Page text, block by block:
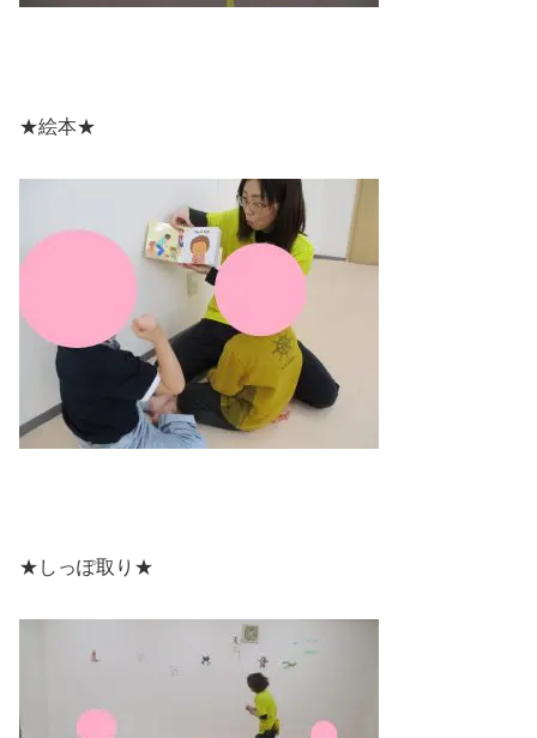
★絵本★
★しっぽ取り★